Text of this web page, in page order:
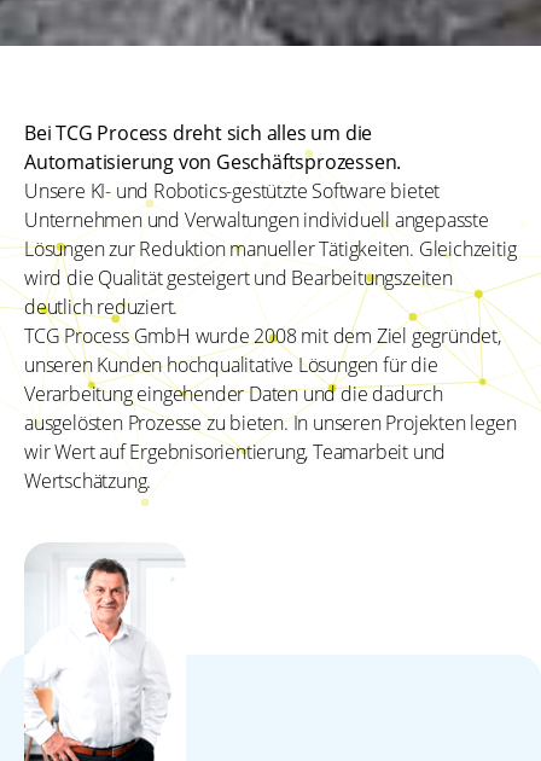
Bei TCG Process dreht sich alles um die
Automatisierung von Geschäftsprozessen.
Unsere KI- und Robotics-gestützte Software bietet
Unternehmen und Verwaltungen individuell angepasste
Lösungen zur Reduktion manueller Tätigkeiten. Gleichzeitig
wird die Qualität gesteigert und Bearbeitungszeiten
deutlich reduziert.
TCG Process GmbH wurde 2008 mit dem Ziel gegründet,
unseren Kunden hochqualitative Lösungen für die
Verarbeitung eingehender Daten und die dadurch
ausgelösten Prozesse zu bieten. In unseren Projekten legen
wir Wert auf Ergebnisorientierung, Teamarbeit und
Wertschätzung.